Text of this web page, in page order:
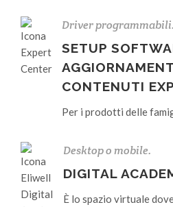
Driver programmabili.
SETUP
CONTENUTI
Per i prodotti delle
Desktop o mobile.
DIGITAL
È lo spazio virtuale